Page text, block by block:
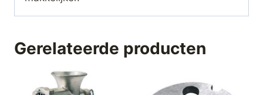
Gerelateerde producten